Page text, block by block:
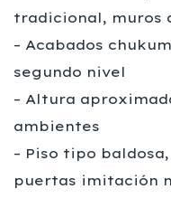
tradicional, muros
– Acabados
segundo nivel
– Altura
ambientes
– Piso tipo
puertas imitación